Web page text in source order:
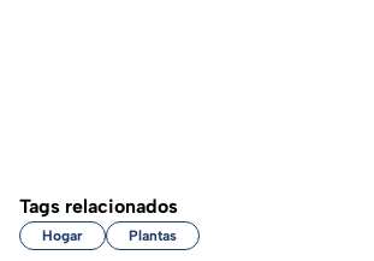
Tags relacionados
Hogar Plantas